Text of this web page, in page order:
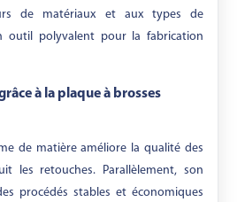
de matériaux et aux types de
outil polyvalent pour la fabrication
à la plaque à brosses
de matière améliore la qualité des
les retouches. Parallèlement, son
procédés stables et économiques